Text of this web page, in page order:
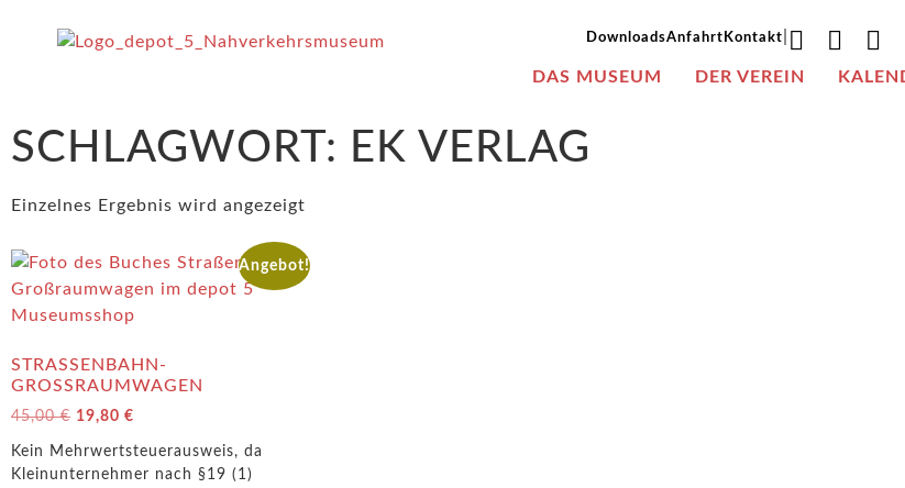
DownloadsAnfahrt Kontakt
DAS MUSEUM DER VEREIN
SCHLAGWORT: EK VERLAG
Einzelnes Ergebnis wird angezeigt
Angebot!
STRASSENBAHN-G
ROSSRAUMWAGEN
45,00€ 19,80 €
Kein Mehrwertsteuerausweis, da
Kleinunternehmer nach §19 (1)